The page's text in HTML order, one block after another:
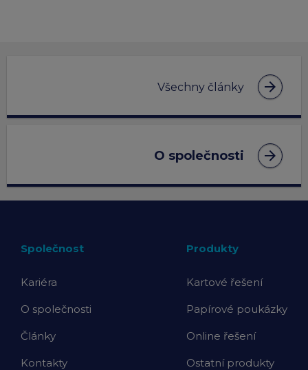
Všechny články arrow_forward
O společnosti arrow_forward
Společnost
Kariéra
O společnosti
Články
Kontakty
Produkty
Kartové řešení
Papírové poukázky
Online řešení
Ostatní produkty